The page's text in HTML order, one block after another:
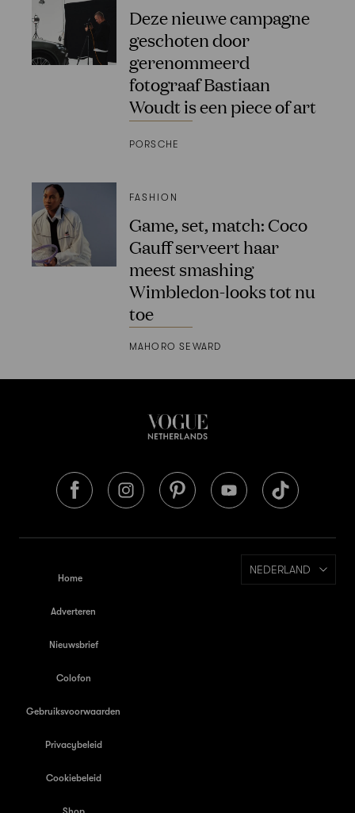
Deze nieuwe campagne
geschoten door
gerenommeerd
fotograaf Bastiaan
Woudt is een piece of art
PORSCHE
FASHION
Game, set, match: Coco
Gauff serveert haar
meest smashing
Wimbledon-looks tot nu
toe
MAHORO SEWARD
Home
Adverteren
Nieuwsbrief
Colofon
Gebruiksvoorwaarden
Privacybeleid
Cookiebeleid
NEDERLAND